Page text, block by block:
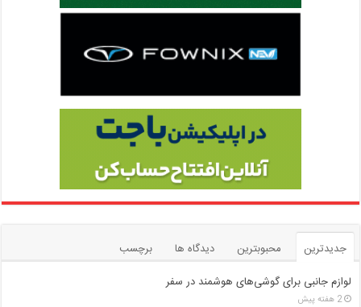
جدیدترین محبوبترین دیدگاه ها
برچسب
لوازم جانبی برای گوشی‌های هوشمند در سفر
2 هفته پیش